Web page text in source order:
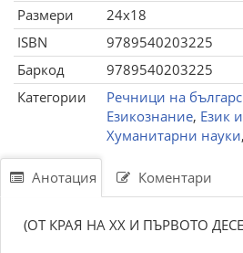
Размери
24x18
ISBN
9789540203225
Баркод
9789540203225
Категории
Речници на
Езикознание, Език
Хуманитарни науки,
Анотация Коментари
(ОТ КРАЯ НА XX И ПЪРВОТО